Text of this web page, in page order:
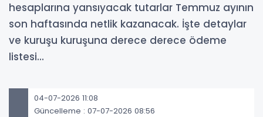
hesaplarına yansıyacak tutarlar Temmuz ayının
son haftasında netlik kazanacak. İşte detaylar
ve kuruşu kuruşuna derece derece ödeme
listesi...
04-07-2026 11:08
Güncelleme : 07-07-2026 08:56